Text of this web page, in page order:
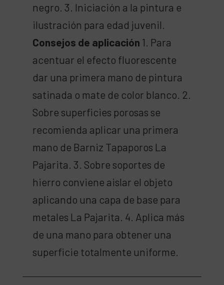
negro. 3. Iniciación a la pintura e
ilustración para edad juvenil.
Consejos de aplicación 1. Para
acentuar el efecto fluorescente
dar una primera mano de pintura
satinada o mate de color blanco. 2.
Sobre superficies porosas se
recomienda aplicar una primera
mano de Barniz Tapaporos La
Pajarita. 3. Sobre soportes de
hierro conviene aislar el objeto
aplicando una capa de base para
metales La Pajarita. 4. Aplica más
de una mano para obtener una
superficie totalmente uniforme.